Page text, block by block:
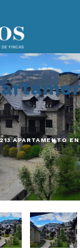
APARTAMENTO